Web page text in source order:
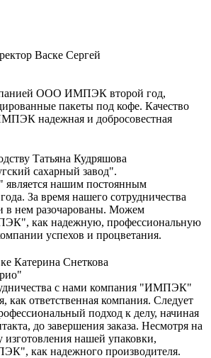
Васке Сергей
ООО ИМПЭК второй год,
пакеты под кофе. Качество
надежная и добросовестная
Татьяна Кудряшова
сахарный завод".
нашим постоянным
За время нашего сотрудничества
в нем разочарованы. Можем
как надежную, профессиональную
успехов и процветания.
Катерина Снеткова
с нами компания "ИМПЭК"
как ответственная компания. Следует
подход к делу, начиная
до завершения заказа. Несмотря на
нашей упаковки,
как надежного производителя.